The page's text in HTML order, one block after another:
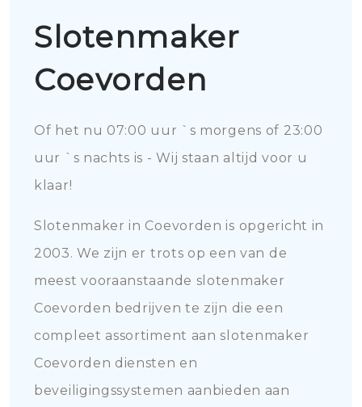
Slotenmaker
Coevorden
Of het nu 07:00 uur `s morgens of 23:00
uur `s nachts is - Wij staan altijd voor u
klaar!
Slotenmaker in Coevorden is opgericht in
2003. We zijn er trots op een van de
meest vooraanstaande slotenmaker
Coevorden bedrijven te zijn die een
compleet assortiment aan slotenmaker
Coevorden diensten en
beveiligingssystemen aanbieden aan